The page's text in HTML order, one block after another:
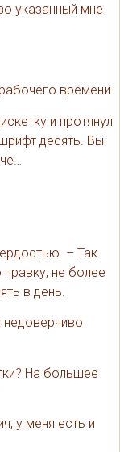
указанный мне
времени.
и протянул
десять. Вы
– Так
не более
в день.
На большее
у меня есть и